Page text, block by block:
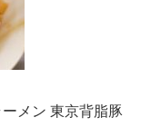
メン 東京背脂豚